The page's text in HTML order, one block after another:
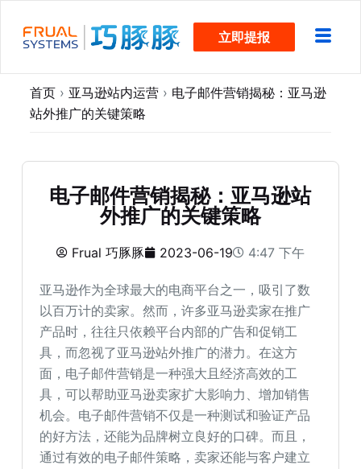
过
立即提报
首页 › 亚马逊站内运营 › 电子邮件营销揭秘：亚马逊
站外推广的关键策略
电子邮件营销揭秘：亚马逊站
外推广的关键策略
Frual 巧豚豚 2023-06-19 4:47 下午
亚马逊作为全球最大的电商平台之一，吸引了数
以百万计的卖家。然而，许多亚马逊卖家在推广
产品时，往往只依赖平台内部的广告和促销工
具，而忽视了亚马逊站外推广的潜力。在这方
面，电子邮件营销是一种强大且经济高效的工
具，可以帮助亚马逊卖家扩大影响力、增加销售
机会。电子邮件营销不仅是一种测试和验证产品
的好方法，还能为品牌树立良好的口碑。而且，
通过有效的电子邮件策略，卖家还能与客户建立